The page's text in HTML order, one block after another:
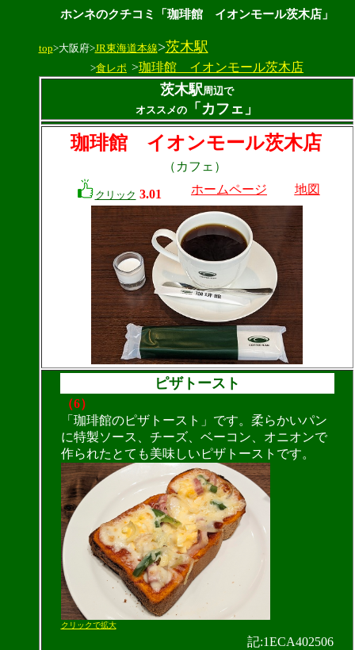
ホンネのクチコミ「珈琲館 イオンモール茨木店」
top>大阪府>JR東海道本線>茨木駅
>食レポ >珈琲館 イオンモール茨木店
茨木駅周辺で
オススメの
「カフェ」
珈琲館 イオンモール茨木店
（カフェ）
クリック 3.01 ホームページ 地図
ピザトースト
（6）
「珈琲館のピザトースト」です。柔らかいパン
に特製ソース、チーズ、ベーコン、オニオンで
作られたとても美味しいピザトーストです。
クリックで拡大
記:1ECA402506